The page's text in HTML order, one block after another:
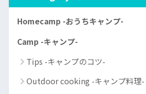
Homecamp -おうちキャンプ-
Camp -キャンプ-
Tips -キャンプのコツ-
Outdoor cooking -キャンプ料理-